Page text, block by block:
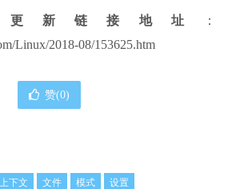
更新链接地址
：
Linux/2018-08/153625.htm
赞(0)
上下文 文件 模式 设置